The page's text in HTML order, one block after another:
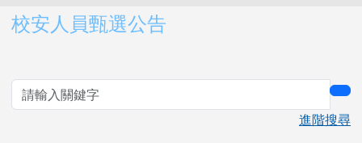
右邊區域內容
校安人員甄選公告
進階搜尋